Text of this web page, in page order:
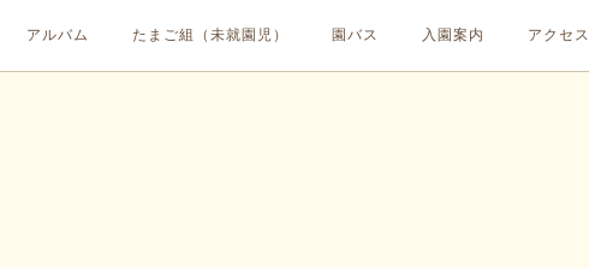
アルバム たまご組（未就園児） 園バス 入園案内 アクセス